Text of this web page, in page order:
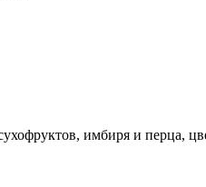
имбиря и перца,